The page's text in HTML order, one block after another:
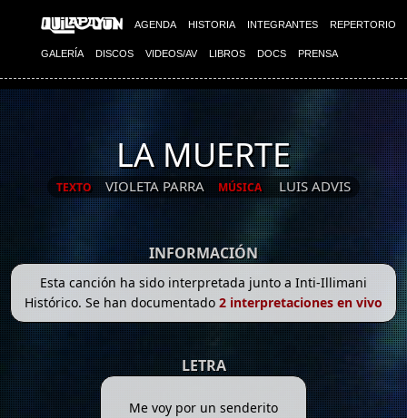
AGENDA HISTORIA INTEGRANTES REPERTORIO
GALERÍA DISCOS VIDEOS/AV LIBROS DOCS PRENSA
LA MUERTE
TEXTO VIOLETA PARRA MÚSICA LUIS ADVIS
INFORMACIÓN
Esta canción ha sido interpretada junto a Inti-Illimani
Histórico. Se han documentado 2 interpretaciones en vivo
LETRA
Me voy por un senderito